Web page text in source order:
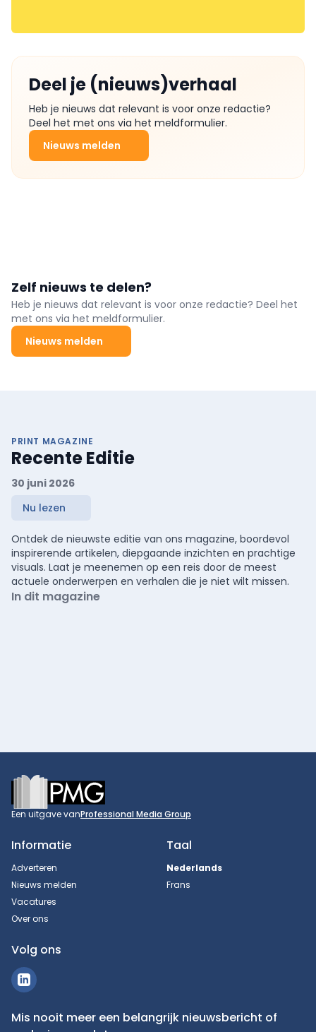
Deel je (nieuws)verhaal
Heb je nieuws dat relevant is voor onze redactie?
Deel het met ons via het meldformulier.
Nieuws melden
Zelf nieuws te delen?
Heb je nieuws dat relevant is voor onze redactie? Deel het
met ons via het meldformulier.
Nieuws melden
PRINT MAGAZINE
Recente Editie
30 juni 2026
Nu lezen
Ontdek de nieuwste editie van ons magazine, boordevol
inspirerende artikelen, diepgaande inzichten en prachtige
visuals. Laat je meenemen op een reis door de meest
actuele onderwerpen en verhalen die je niet wilt missen.
In dit magazine
Footer
Een uitgave vanProfessional Media Group
Informatie
Adverteren
Nieuws melden
Vacatures
Over ons
Taal
Nederlands
Frans
Volg ons
Mis nooit meer een belangrijk nieuwsbericht of